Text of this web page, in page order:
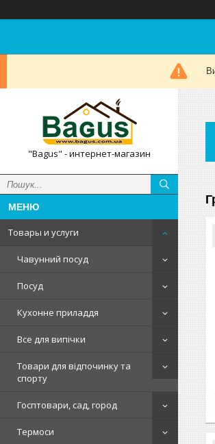
"Bagus" - интернет-магазин
Товары и услуги
Чавунний посуд
Посуд
Кухонне приладдя
Все для випічки
Товари для відпочинку та
спорту
Госптовари, сад, город
Термоси